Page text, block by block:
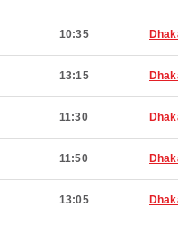
10:35
13:15
11:30
11:50
13:05